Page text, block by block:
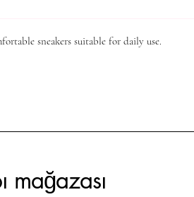
sneakers suitable for daily use.
mağazası